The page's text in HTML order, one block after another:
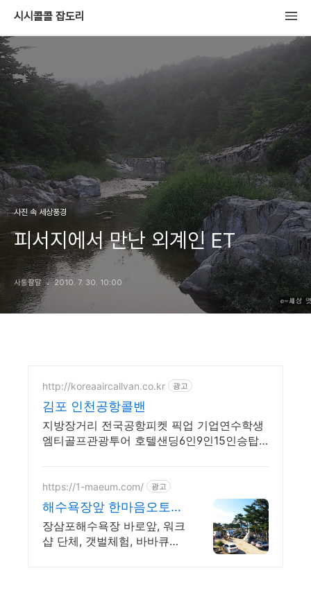
시시콜콜 잡도리
사진 속 세상풍경
피서지에서 만난 외계인 ET
사통팔달 2010. 7. 30. 10:00
http://koreaaircallvan.co.kr 광고
김포 인천공항콜밴
지방장거리 전국공항피켓 픽업 기업연수학생
엠티골프관광투어 호텔샌딩6인9인15인승탑
https://1-maeum.com/ 광고
해수욕장앞 한마음오토캠
핑장
장삼포해수욕장 바로앞, 워크
샵 단체, 갯벌체험, 바바큐파